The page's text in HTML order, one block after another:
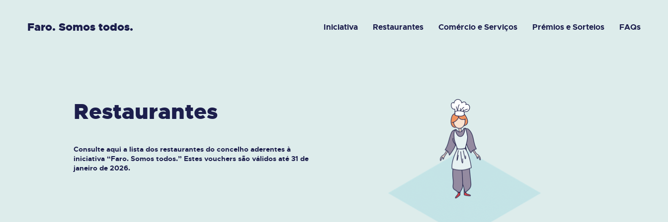
Faro. Somos todos. Iniciativa Restaurantes Comércio e Serviços Prémios e Sorteios FAQs
Restaurantes
Consulte aqui a lista dos restaurantes do concelho aderentes à
iniciativa “Faro. Somos todos.” Estes vouchers são válidos até 31 de
janeiro de 2026.